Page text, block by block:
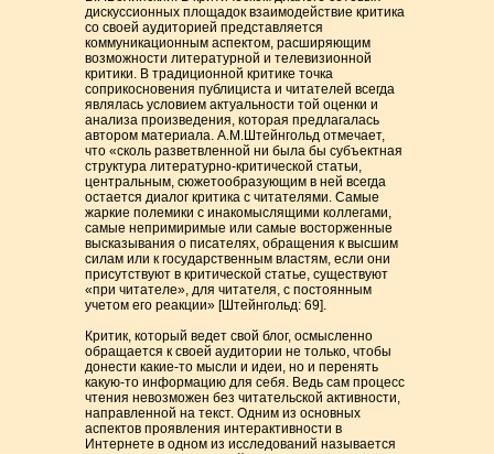
дискуссионных площадок взаимодействие критика
со своей аудиторией представляется
коммуникационным аспектом, расширяющим
возможности литературной и телевизионной
критики. В традиционной критике точка
соприкосновения публициста и читателей всегда
являлась условием актуальности той оценки и
анализа произведения, которая предлагалась
автором материала. А.М.Штейнгольд отмечает,
что «сколь разветвленной ни была бы субъектная
структура литературно-критической статьи,
центральным, сюжетообразующим в ней всегда
остается диалог критика с читателями. Самые
жаркие полемики с инакомыслящими коллегами,
самые непримиримые или самые восторженные
высказывания о писателях, обращения к высшим
силам или к государственным властям, если они
присутствуют в критической статье, существуют
«при читателе», для читателя, с постоянным
учетом его реакции» [Штейнгольд: 69].
Критик, который ведет свой блог, осмысленно
обращается к своей аудитории не только, чтобы
донести какие-то мысли и идеи, но и перенять
какую-то информацию для себя. Ведь сам процесс
чтения невозможен без читательской активности,
направленной на текст. Одним из основных
аспектов проявления интерактивности в
Интернете в одном из исследований называется